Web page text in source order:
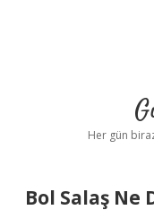
Her gün
Bol Salaş Ne